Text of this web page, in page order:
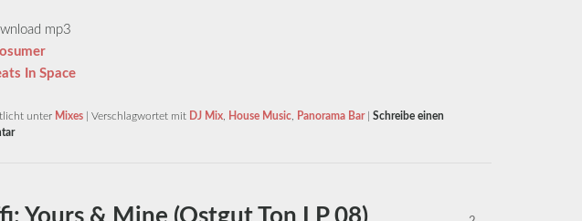
mp3
In Space
unter Mixes Verschlagwortet mit DJ Mix House Music Panorama Bar
Schreibe einen